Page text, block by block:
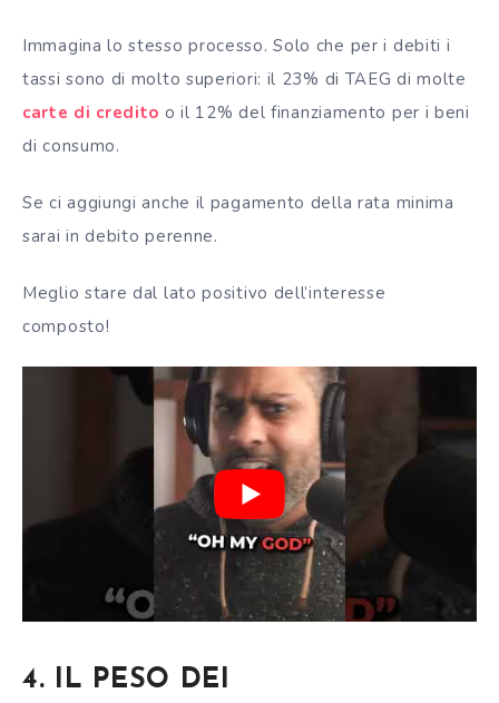
Immagina lo stesso processo. Solo che per i debiti i
tassi sono di molto superiori: il 23% di TAEG di molte
carte di credito o il 12% del finanziamento per i beni
di consumo.
Se ci aggiungi anche il pagamento della rata minima
sarai in debito perenne.
Meglio stare dal lato positivo dell’interesse
composto!
4. IL PESO DEI